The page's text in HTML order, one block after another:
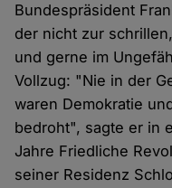
Bundespräsident
der nicht zur
und gerne im
Vollzug: "Nie in der
waren Demokratie
bedroht", sagte er in
Jahre Friedliche
seiner Residenz